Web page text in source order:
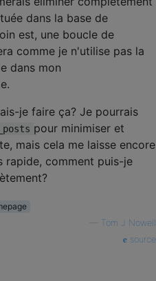
dans la base de
est, une boucle de
comme je n'utilise pas la
dans mon
je faire ça? Je pourrais
pour minimiser et
mais cela me laisse encore
rapide, comment puis-je
Tom J Nowell
source